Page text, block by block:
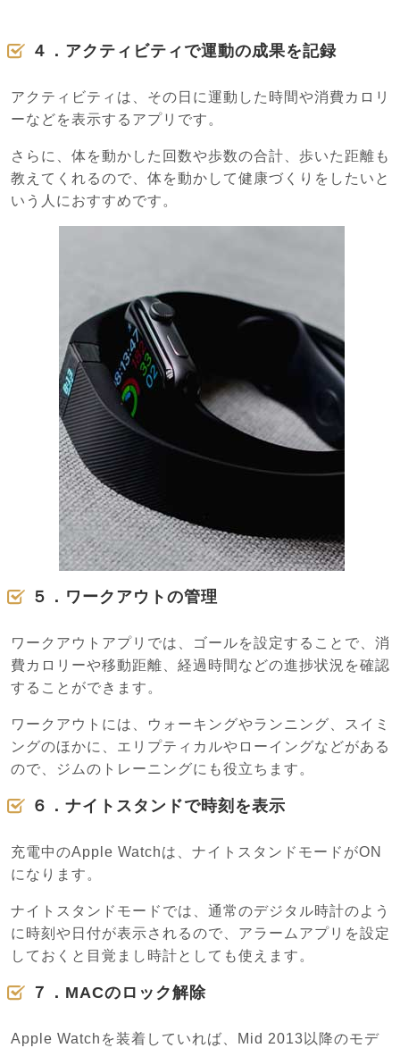
４．アクティビティで運動の成果を記録
アクティビティは、その日に運動した時間や消費カロリ
ーなどを表示するアプリです。
さらに、体を動かした回数や歩数の合計、歩いた距離も
教えてくれるので、体を動かして健康づくりをしたいと
いう人におすすめです。
５．ワークアウトの管理
ワークアウトアプリでは、ゴールを設定することで、消
費カロリーや移動距離、経過時間などの進捗状況を確認
することができます。
ワークアウトには、ウォーキングやランニング、スイミ
ングのほかに、エリプティカルやローイングなどがある
ので、ジムのトレーニングにも役立ちます。
６．ナイトスタンドで時刻を表示
充電中のApple Watchは、ナイトスタンドモードがON
になります。
ナイトスタンドモードでは、通常のデジタル時計のよう
に時刻や日付が表示されるので、アラームアプリを設定
しておくと目覚まし時計としても使えます。
７．MACのロック解除
Apple Watchを装着していれば、Mid 2013以降のモデ